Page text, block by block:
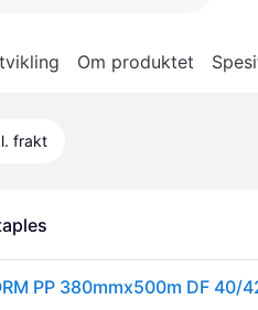
Om produktet
frakt
PP 380mmx500m DF 40/